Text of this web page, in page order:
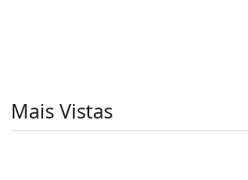
Mais Vistas